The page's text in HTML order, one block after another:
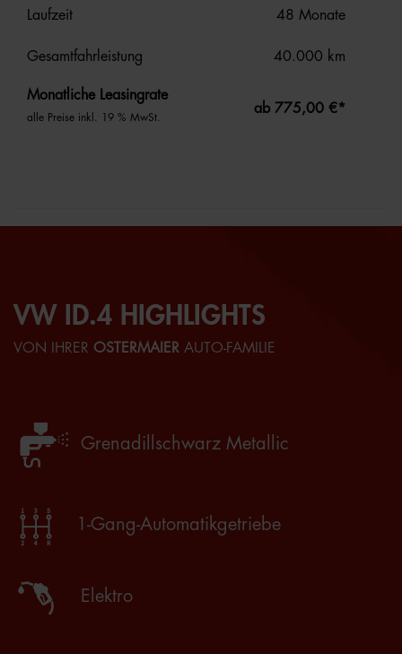
Laufzeit 48 Monate
Gesamtfahrleistung 40.000 km
Monatliche Leasingrate
alle Preise inkl. 19 % MwSt.
ab 775,00 €*
VW ID.4 HIGHLIGHTS
VON IHRER OSTERMAIER AUTO-FAMILIE
Grenadillschwarz Metallic
1-Gang-Automatikgetriebe
Elektro